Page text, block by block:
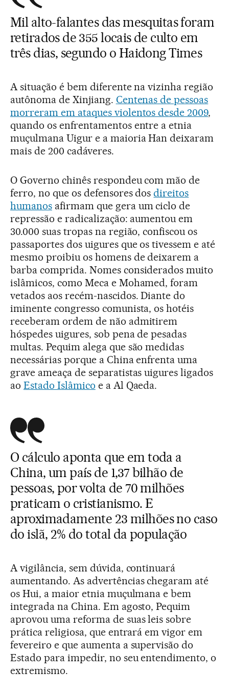
Mil alto-falantes das mesquitas foram
retirados de 355 locais de culto em
três dias, segundo o Haidong Times
A situação é bem diferente na vizinha região
autônoma de Xinjiang. Centenas de pessoas
morreram em ataques violentos desde 2009,
quando os enfrentamentos entre a etnia
muçulmana Uigur e a maioria Han deixaram
mais de 200 cadáveres.
O Governo chinês respondeu com mão de
ferro, no que os defensores dosdireitos
humanosafirmam que gera um ciclo de
repressão e radicalização: aumentou em
30.000 suas tropas na região, confiscou os
passaportes dos uigures que os tivessem e até
mesmo proibiu os homens de deixarem a
barba comprida. Nomes considerados muito
islâmicos, como Meca e Mohamed, foram
vetados aos recém-nascidos. Diante do
iminente congresso comunista, os hotéis
receberam ordem de não admitirem
hóspedes uigures, sob pena de pesadas
multas. Pequim alega que são medidas
necessárias porque a China enfrenta uma
grave ameaça de separatistas uigures ligados
ao Estado Islâmico e a Al Qaeda.
O cálculo aponta que em toda a
China, um país de 1,37 bilhão de
pessoas, por volta de 70 milhões
praticam o cristianismo. E
aproximadamente 23 milhões no caso
do islã, 2% do total da população
A vigilância, sem dúvida, continuará
aumentando. As advertências chegaram até
os Hui, a maior etnia muçulmana e bem
integrada na China. Em agosto, Pequim
aprovou uma reforma de suas leis sobre
prática religiosa, que entrará em vigor em
fevereiro e que aumenta a supervisão do
Estado para impedir, no seu entendimento, o
extremismo.